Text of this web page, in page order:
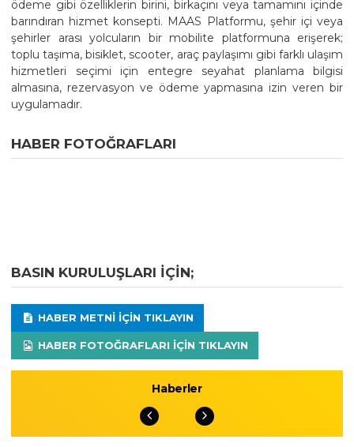
ödeme gibi özelliklerin birini, birkaçını veya tamamını içinde
barındıran hizmet konsepti. MAAS Platformu, şehir içi veya
şehirler arası yolcuların bir mobilite platformuna erişerek;
toplu taşıma, bisiklet, scooter, araç paylaşımı gibi farklı ulaşım
hizmetleri seçimi için entegre seyahat planlama bilgisi
almasına, rezervasyon ve ödeme yapmasına izin veren bir
uygulamadır.
HABER FOTOĞRAFLARI
BASIN KURULUŞLARI IÇIN;
HABER METNI IÇIN TIKLAYIN
HABER FOTOĞRAFLARI IÇIN TIKLAYIN
Haberler